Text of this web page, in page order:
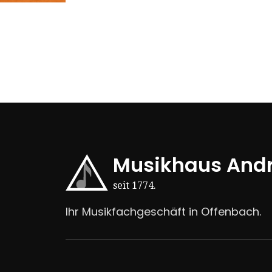
Musikhaus
seit 1774.
Ihr Musikfachgeschäft in Offenbach.